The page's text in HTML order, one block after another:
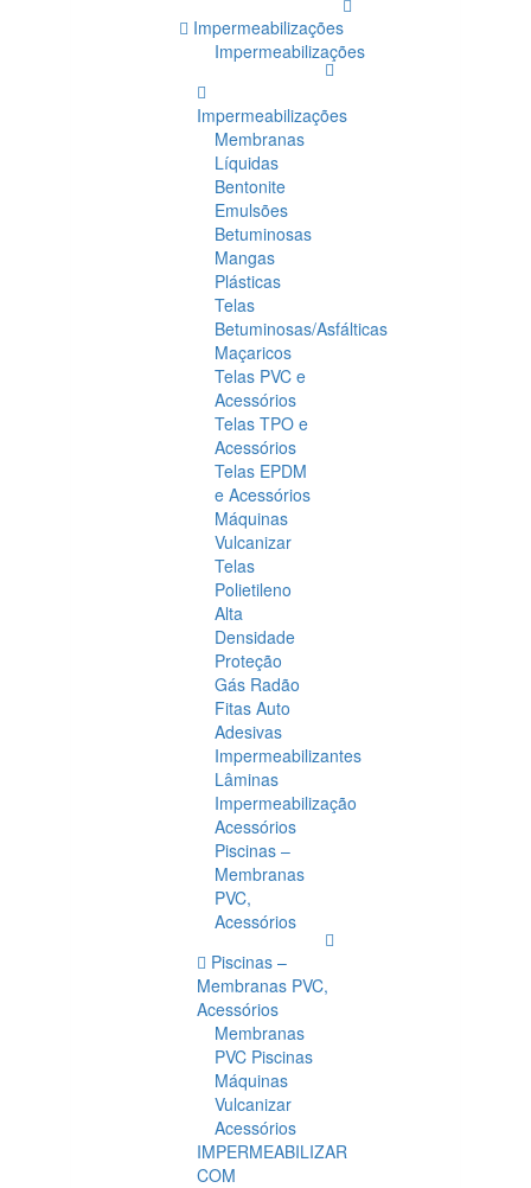
Impermeabilizações
Impermeabilizações
Impermeabilizações
Membranas
Líquidas
Bentonite
Emulsões
Betuminosas
Mangas
Plásticas
Telas
Betuminosas/Asfálticas
Maçaricos
Telas PVC e
Acessórios
Telas TPO e
Acessórios
Telas EPDM
e Acessórios
Máquinas
Vulcanizar
Telas
Polietileno
Alta
Densidade
Proteção
Gás Radão
Fitas Auto
Adesivas
Impermeabilizantes
Lâminas
Impermeabilização
Acessórios
Piscinas –
Membranas
PVC,
Acessórios
Piscinas –
Membranas PVC,
Acessórios
Membranas
PVC Piscinas
Máquinas
Vulcanizar
Acessórios
IMPERMEABILIZAR
COM